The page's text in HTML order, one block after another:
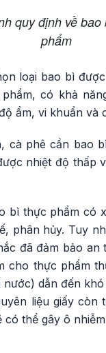
quy định về
phẩm
loại bao bì
có khả
ẩm, vi khuẩn và
cà phê cần bao
nhiệt độ thấp
bì thực phẩm
phân hủy. Tuy
đã đảm bảo
cho thực phẩm
dẫn đến
liệu giấy
thể gây ô